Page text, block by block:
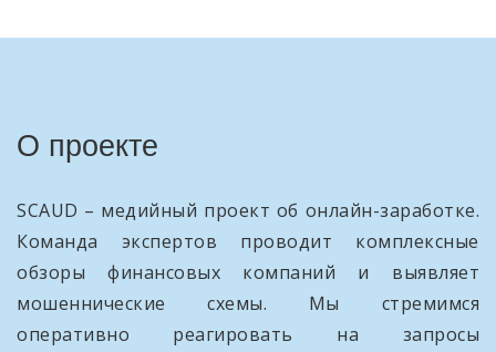
О проекте
SCAUD – медийный проект об онлайн-заработке.
Команда экспертов проводит комплексные
обзоры финансовых компаний и выявляет
мошеннические схемы. Мы стремимся
оперативно реагировать на запросы